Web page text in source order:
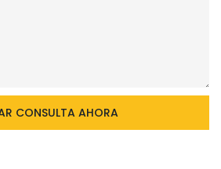
CONSULTA AHORA